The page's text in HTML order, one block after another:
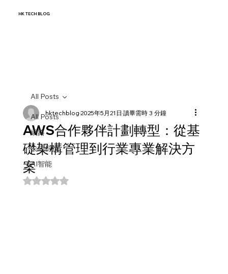
HK TECH BLOG
All Posts
網路
尖端科技
AI智能
All Posts
AWS合作夥伴計劃轉型：從基
礎架構管理到行業專業解決方
案
hktechblog2025年5月21日 讀畢需時 3 分鐘
評等為 NaN（最高為 5 顆星）。